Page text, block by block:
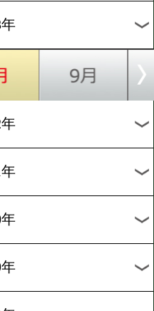
2016年
2015年
2014年
2013年